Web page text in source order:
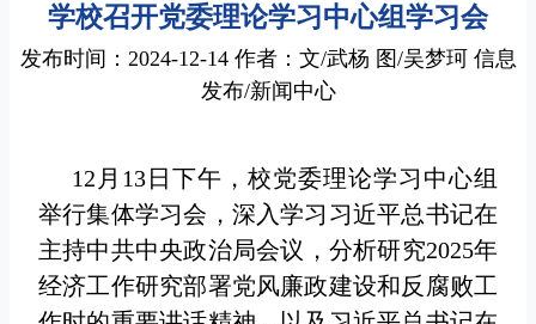
学校召开党委理论学习中心组学习会
发布时间：2024-12-14 作者：文/武杨 图/吴梦珂 信息
发布/新闻中心
12月13日下午，校党委理论学习中心组
举行集体学习会，深入学习习近平总书记在
主持中共中央政治局会议，分析研究2025年
经济工作研究部署党风廉政建设和反腐败工